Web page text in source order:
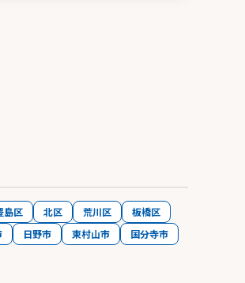
島区 北区 荒川区
板橋区
日野市 東村山市
国分寺市